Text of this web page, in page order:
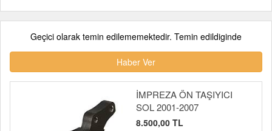
Geçici olarak temin edilememektedir. Temin edildiginde
Haber Ver
İMPREZA ÖN TAŞIYICI
SOL 2001-2007
8.500,00 TL